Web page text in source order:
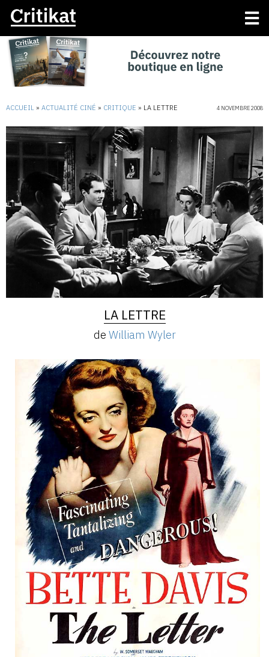
ACCUEIL » ACTUALITÉ CINÉ » CRITIQUE » LA LETTRE 4 NOVEMBRE 2008
LA LETTRE
de William Wyler